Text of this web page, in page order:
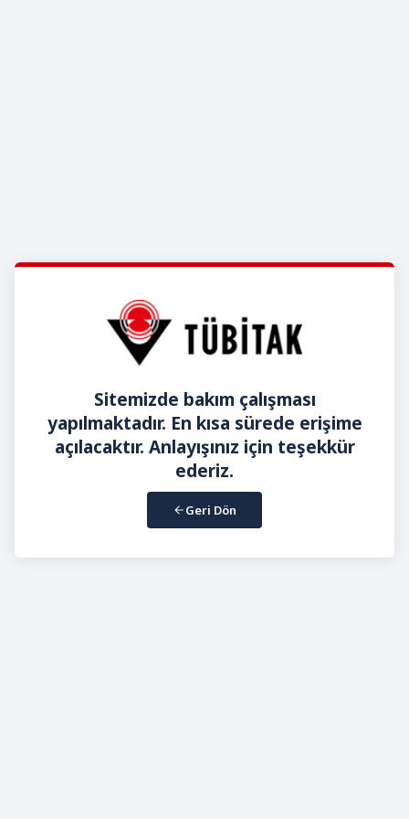
Sitemizde bakım çalışması
yapılmaktadır. En kısa sürede erişime
açılacaktır. Anlayışınız için teşekkür
ederiz.
Geri Dön